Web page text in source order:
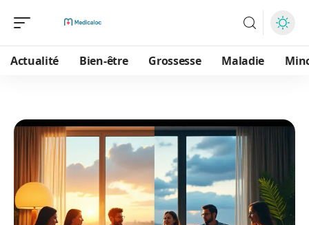
Actualité Bien-être Grossesse Maladie